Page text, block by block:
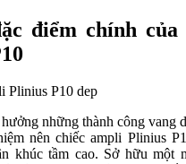
điểm chính
những thành công vang
nên chiếc ampli Plinius
khúc tầm cao. Sở hữu một